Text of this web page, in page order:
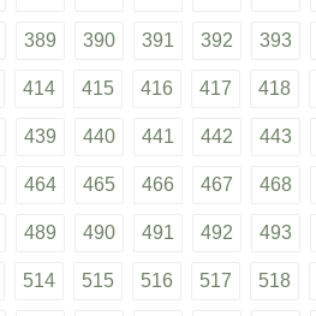
389 390 391 392 393
414 415 416 417 418
439 440 441 442 443
464 465 466 467 468
489 490 491 492 493
514 515 516 517 518